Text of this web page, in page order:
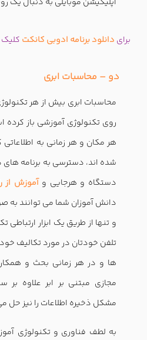
برای دانلود برنامه ادوبی کانکت کلیک
دو – محاسبات ابری
محاسبات ابری بیش از هر
روی تکنولوژی آموزشی باز
هر مکان و هر زمانی به
شده اند، دسترسی به برنامه های
دستگاه و هرجایی وآموزش از
دانش آموزان شما می توانند به
و تنها از طریق یک ابزار
تلفن خودتان در مورد تکالیف
ها و در هر زمانی بحث و
مجازی مبتنی بر ابر علاوه
مشکل ذخیره اطلاعات را نیز حل
به لطف فناوری و تکنولوژی